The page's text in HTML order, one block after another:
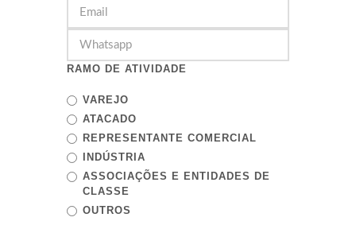
RAMO DE ATIVIDADE
VAREJO
ATACADO
REPRESENTANTE COMERCIAL
INDÚSTRIA
ASSOCIAÇÕES E ENTIDADES DE
CLASSE
OUTROS